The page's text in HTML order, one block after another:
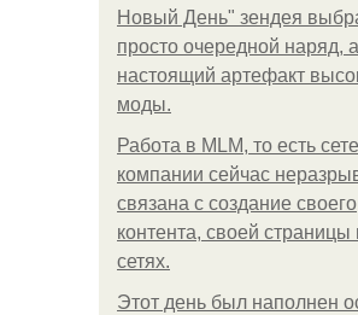
Новый День" зендея
просто очередной наряд, а
настоящий артефакт
моды.
Работа в MLM, то есть
компании сейчас
связана с создание своего
контента, своей страницы
сетях.
Этот день был наполнен